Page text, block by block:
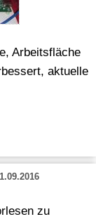
Arbeitsfläche
aktuelle
zu